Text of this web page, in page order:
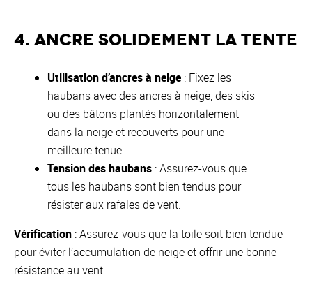
4. Ancre solidement la tente
Utilisation d’ancres à neige : Fixez les
haubans avec des ancres à neige, des skis
ou des bâtons plantés horizontalement
dans la neige et recouverts pour une
meilleure tenue.
Tension des haubans : Assurez-vous que
tous les haubans sont bien tendus pour
résister aux rafales de vent.
Vérification : Assurez-vous que la toile soit bien tendue
pour éviter l’accumulation de neige et offrir une bonne
résistance au vent.